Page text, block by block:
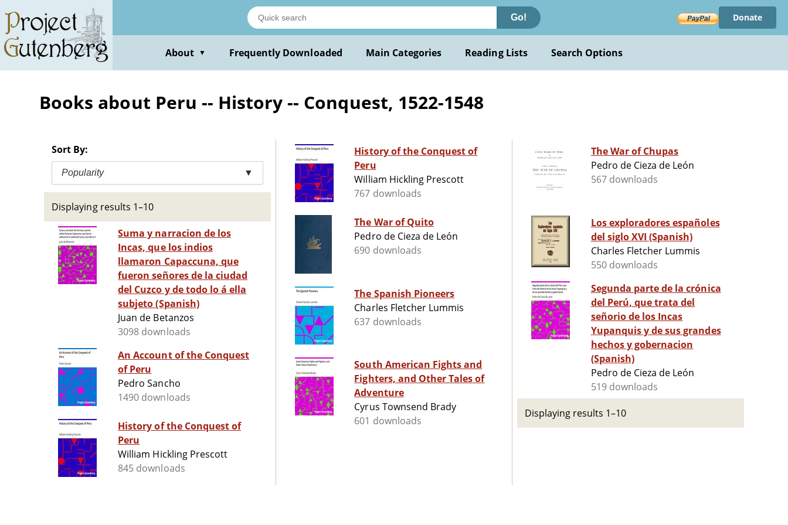
main
content
Go! Donate
About ▼ Frequently Downloaded Main Categories Reading Lists Search Options
Books about Peru -- History -- Conquest, 1522-1548
Sort By:
Popularity ▼
Displaying results 1–10
Suma y narracion de los
Incas, que los indios
llamaron Capaccuna, que
fueron señores de la ciudad
del Cuzco y de todo lo á ella
subjeto (Spanish)
Juan de Betanzos
3098 downloads
An Account of the Conquest
of Peru
Pedro Sancho
1490 downloads
History of the Conquest of
Peru
William Hickling Prescott
845 downloads
History of the Conquest of
Peru
William Hickling Prescott
767 downloads
The War of Quito
Pedro de Cieza de León
690 downloads
The Spanish Pioneers
Charles Fletcher Lummis
637 downloads
South American Fights and
Fighters, and Other Tales of
Adventure
Cyrus Townsend Brady
601 downloads
The War of Chupas
Pedro de Cieza de León
567 downloads
Los exploradores españoles
del siglo XVI (Spanish)
Charles Fletcher Lummis
550 downloads
Segunda parte de la crónica
del Perú, que trata del
señorio de los Incas
Yupanquis y de sus grandes
hechos y gobernacion
(Spanish)
Pedro de Cieza de León
519 downloads
Displaying results 1–10